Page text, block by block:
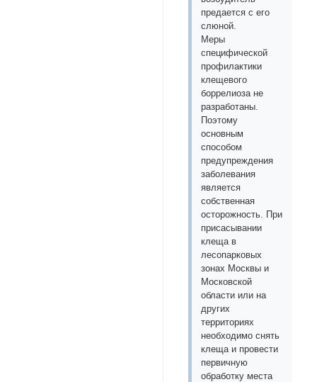
предается с его
слюной.
Меры
специфической
профилактики
клещевого
боррелиоза не
разработаны.
Поэтому
основным
способом
предупреждения
заболевания
является
собственная
осторожность. При
присасывании
клеща в
лесопарковых
зонах Москвы и
Московской
области или на
других
территориях
необходимо снять
клеща и провести
первичную
обработку места